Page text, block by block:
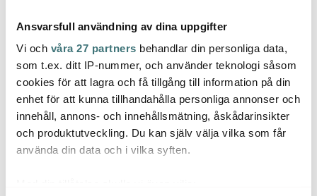
Ansvarsfull användning av dina uppgifter
Vi och våra 27 partners behandlar din personliga data,
som t.ex. ditt IP-nummer, och använder teknologi såsom
cookies för att lagra och få tillgång till information på din
enhet för att kunna tillhandahålla personliga annonser och
innehåll, annons- och innehållsmätning, åskådarinsikter
och produktutveckling. Du kan själv välja vilka som får
använda din data och i vilka syften.
Anders Petter
Stenfors Ånginsats till
grytor och kastruller
379 kr
Anders Petter
Steel Essentials
ugnsform 27,5x21 cm
stål
399 kr